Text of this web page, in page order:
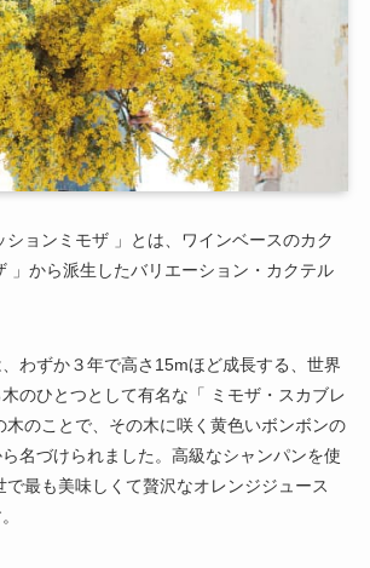
ョンミモザ 」とは、ワインベースのカク
」から派生したバリエーション・カクテル
わずか３年で高さ15mほど成長する、世界
のひとつとして有名な「 ミモザ・スカブレ
木のことで、その木に咲く黄色いボンボンの
名づけられました。高級なシャンパンを使
で最も美味しくて贅沢なオレンジジュース